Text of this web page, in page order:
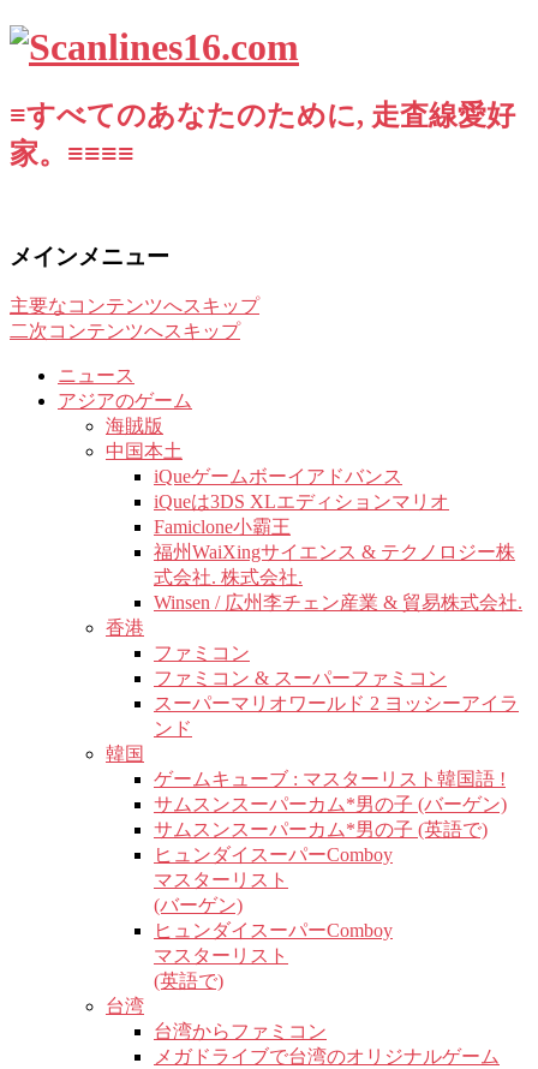
≡すべてのあなたのために, 走査線愛好
家。≡≡≡≡
メインメニュー
主要なコンテンツへスキップ
二次コンテンツへスキップ
ニュース
アジアのゲーム
海賊版
中国本土
iQueゲームボーイアドバンス
iQueは3DS XLエディションマリオ
Famiclone小霸王
福州WaiXingサイエンス & テクノロジー株
式会社. 株式会社.
Winsen / 広州李チェン産業 & 貿易株式会社.
香港
ファミコン
ファミコン & スーパーファミコン
スーパーマリオワールド 2 ヨッシーアイラ
ンド
韓国
ゲームキューブ : マスターリスト韓国語 !
サムスンスーパーカム*男の子 (バーゲン)
サムスンスーパーカム*男の子 (英語で)
ヒュンダイスーパーComboy
マスターリスト
(バーゲン)
ヒュンダイスーパーComboy
マスターリスト
(英語で)
台湾
台湾からファミコン
メガドライブで台湾のオリジナルゲーム